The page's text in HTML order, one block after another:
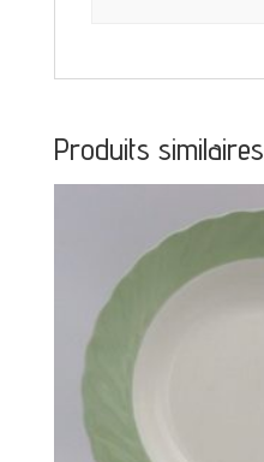
Produits similaires